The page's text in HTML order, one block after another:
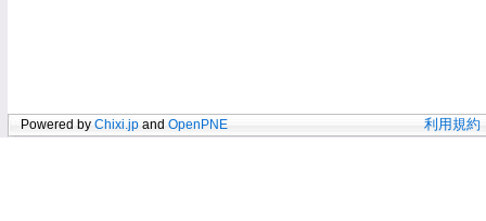
Powered by Chixi.jp and OpenPNE 利用規約